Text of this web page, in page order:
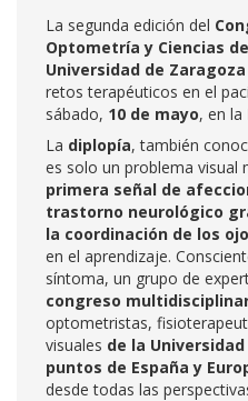
La segunda edición del
Optometría y Ciencias
Universidad de Zaragoza
retos terapéuticos en el
sábado, 10 de mayo, en la
La diplopía, también
es solo un problema visual
primera señal de
trastorno neurológico
la coordinación de los
en el aprendizaje.
síntoma, un grupo de
congreso
optometristas,
visuales de la
puntos de España y
desde todas las